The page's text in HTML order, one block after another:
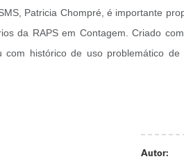
Patricia Chompré, é importante
da RAPS em Contagem. Criado
histórico de uso problemático
Autor: